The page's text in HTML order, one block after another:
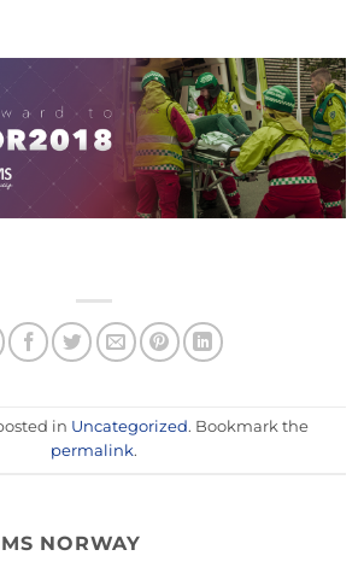
in Uncategorized. Bookmark the
permalink.
NORWAY